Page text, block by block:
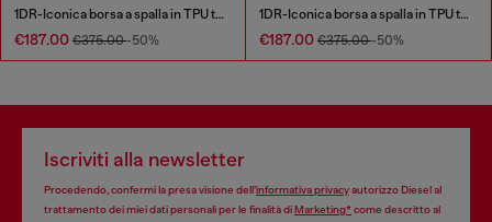
1DR-Iconica borsa a spalla in TPU trasparente
€187.00 €375.00-50%
1DR-Iconica borsa a spalla in TPU trasparente
€187.00 €375.00-50%
Iscriviti alla newsletter
Procedendo, confermi la presa visione dell’informativa privacyautorizzo Diesel al
trattamento dei miei dati personali per le finalità diMarketing*come descritto al